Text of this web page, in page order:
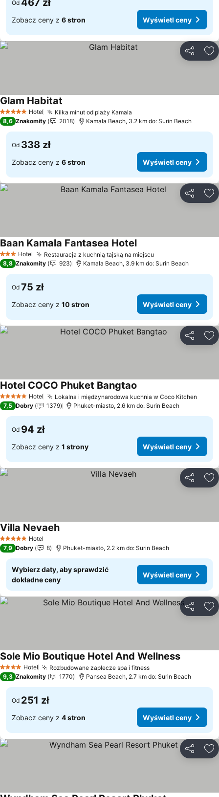
Od 467 zł
Zobacz ceny z 6 stron Wyświetl ceny
5 KategoriaHotel Kilka minut od plaży Kamala
Glam Habitat
8,6 Znakomity 2018 Kamala Beach, 3.2 km do: Surin Beach
Od 338 zł
Zobacz ceny z 6 stron Wyświetl ceny
3 Kategoria
Hotel Restauracja z kuchnią tajską na miejscu
Baan Kamala Fantasea HotelWyświetl ceny
8,8 Znakomity 923 Kamala Beach, 3.9 km do: Surin Beach
Od 75 zł
Zobacz ceny z 10 stron Wyświetl ceny
5 KategoriaHotel Lokalna i międzynarodowa kuchnia w Coco Kitchen
Hotel COCO Phuket Bangtao
7,5 Dobry 1379 Phuket-miasto, 2.6 km do: Surin Beach
Od 94 zł
Zobacz ceny z 1 strony Wyświetl ceny
5 KategoriaHotel
Villa NevaehWyświetl ceny
7,9 Dobry 8 Phuket-miasto, 2.2 km do: Surin Beach
Wybierz daty, aby sprawdzić
dokładne ceny
Wyświetl ceny
4 KategoriaHotel Rozbudowane zaplecze spa i fitnessWyświetl ceny
Sole Mio Boutique Hotel And WellnessWyświetl
9,3 Znakomity 1770 Pansea Beach, 2.7 km do: Surin Beach
Od 251 zł
Zobacz ceny z 4 stron Wyświetl ceny